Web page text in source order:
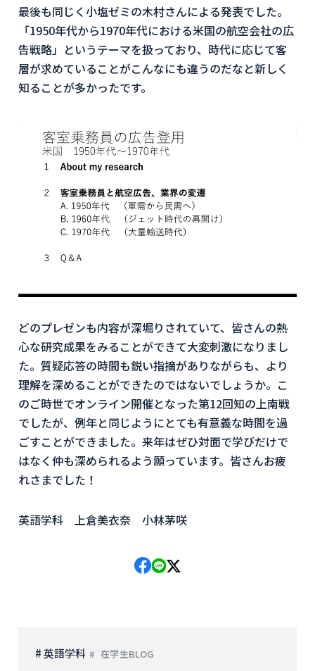
最後も同じく小塩ゼミの木村さんによる発表でした。
「1950年代から1970年代における米国の航空会社の広
告戦略」というテーマを扱っており、時代に応じて客
層が求めていることがこんなにも違うのだなと新しく
知ることが多かったです。
どのプレゼンも内容が深堀りされていて、皆さんの熱
心な研究成果をみることができて大変刺激になりまし
た。質疑応答の時間も鋭い指摘がありながらも、より
理解を深めることができたのではないでしょうか。こ
のご時世でオンライン開催となった第12回知の上南戦
でしたが、例年と同じようにとても有意義な時間を過
ごすことができました。来年はぜひ対面で学びだけで
はなく仲も深められるよう願っています。皆さんお疲
れさまでした！
英語学科 上倉美衣奈 小林茅咲
# 英語学科 在学生BLOG